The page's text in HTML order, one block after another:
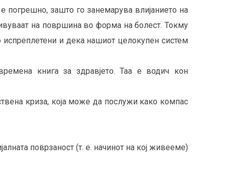
зашто го занемарува влијанието на
на површина во форма на болест. Токму
испреплетени и дека нашиот целокупен систем
книга за здравјето. Таа е водич кон
криза, која може да послужи како компас
поврзаност (т. е. начинот на кој живееме)